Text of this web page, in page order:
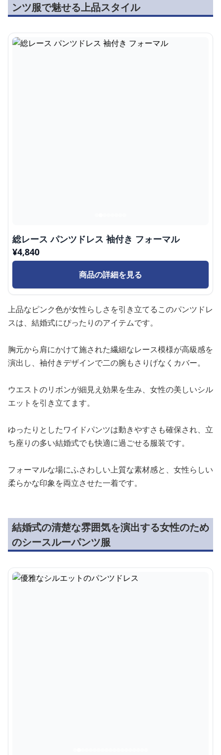
ンツ服で魅せる上品スタイル
総レース パンツドレス 袖付き フォーマル
¥4,840
商品の詳細を見る
上品なピンク色が女性らしさを引き立てるこのパンツドレ
スは、結婚式にぴったりのアイテムです。
胸元から肩にかけて施された繊細なレース模様が高級感を
演出し、袖付きデザインで二の腕もさりげなくカバー。
ウエストのリボンが細見え効果を生み、女性の美しいシル
エットを引き立てます。
ゆったりとしたワイドパンツは動きやすさも確保され、立
ち座りの多い結婚式でも快適に過ごせる服装です。
フォーマルな場にふさわしい上質な素材感と、女性らしい
柔らかな印象を両立させた一着です。
結婚式の清楚な雰囲気を演出する女性のため
のシースルーパンツ服